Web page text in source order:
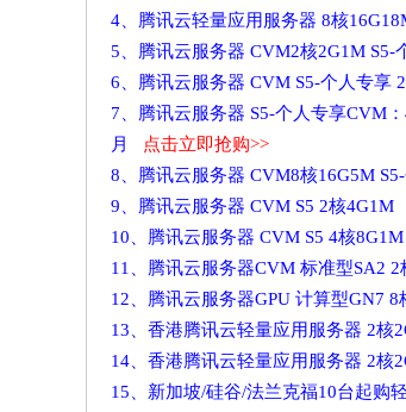
4、腾讯云轻量应用服务器 8核
5、腾讯云服务器 CVM2核2G1M
6、腾讯云服务器 CVM S5-个人专享
7、腾讯云服务器 S5-个人专享CVM
月
点击立即抢购>>
8、腾讯云服务器 CVM8核16G5M
9、腾讯云服务器 CVM S5 2核4G1M
10、腾讯云服务器 CVM S5 4核
11、腾讯云服务器CVM 标准型SA2
12、腾讯云服务器GPU 计算型GN7
13、香港腾讯云轻量应用服务器 2核
14、香港腾讯云轻量应用服务器 2核
15、新加坡/硅谷/法兰克福10台起购